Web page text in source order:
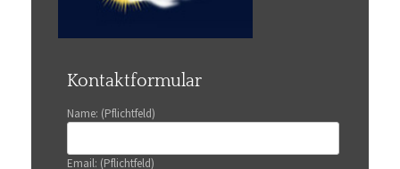
Kontaktformular
Name: (Pflichtfeld)
Email: (Pflichtfeld)